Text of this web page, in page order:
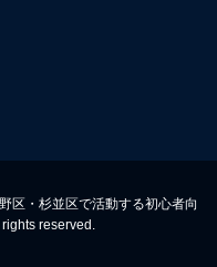
区・杉並区で活動する初心者向
reserved.